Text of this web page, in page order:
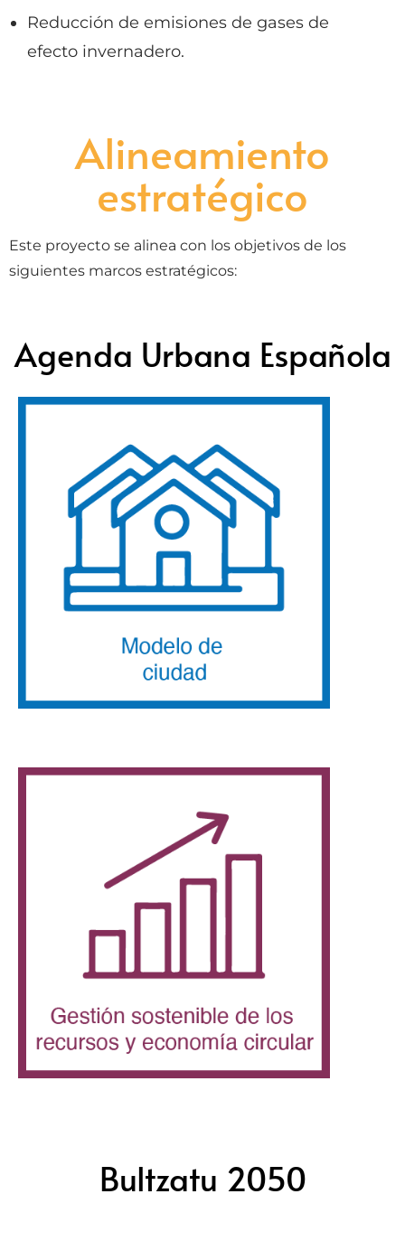
Reducción de emisiones de gases de
efecto invernadero.
Alineamiento
estratégico
Este proyecto se alinea con los objetivos de los
siguientes marcos estratégicos:
Agenda Urbana Española
Bultzatu 2050